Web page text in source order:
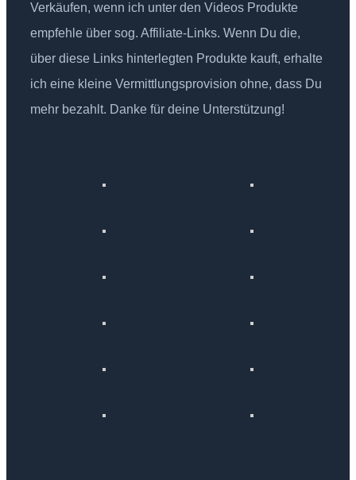
Verkäufen, wenn ich unter den Videos Produkte
empfehle über sog. Affiliate-Links. Wenn Du die,
über diese Links hinterlegten Produkte kauft, erhalte
ich eine kleine Vermittlungsprovision ohne, dass Du
mehr bezahlt. Danke für deine Unterstützung!